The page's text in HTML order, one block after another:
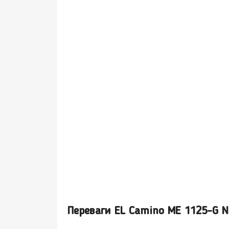
Переваги EL Camino ME 1125-G